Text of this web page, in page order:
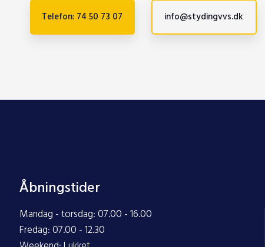
Telefon: 74 50 73 07 info@stydingvvs.dk
Åbningstider
Mandag - torsdag: 07.00 - 16.00
Fredag: 07.00 - 12.30